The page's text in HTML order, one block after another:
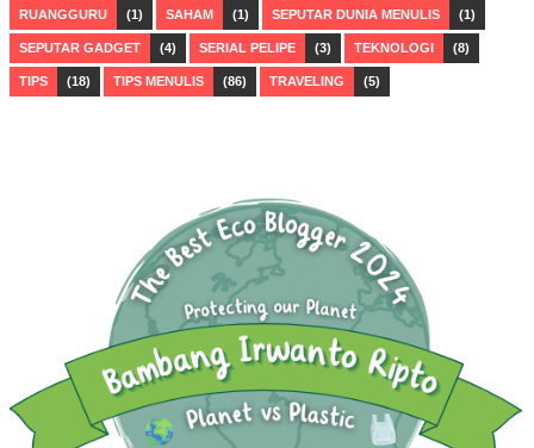
RUANGGURU (1) SAHAM (1) SEPUTAR DUNIA MENULIS (1)
SEPUTAR GADGET (4) SERIAL PELIPE (3) TEKNOLOGI (8)
TIPS (18) TIPS MENULIS (86) TRAVELING (5)